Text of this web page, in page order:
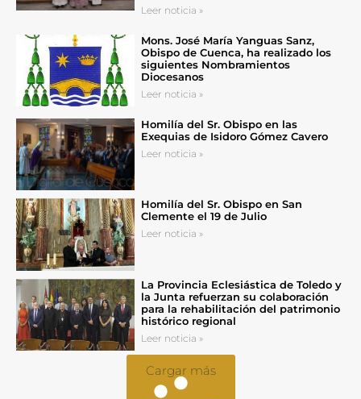
Leer noticia »
Mons. José María Yanguas Sanz,
Obispo de Cuenca, ha realizado los
siguientes Nombramientos
Diocesanos
Leer noticia »
Homilía del Sr. Obispo en las
Exequias de Isidoro Gómez Cavero
Leer noticia »
Homilía del Sr. Obispo en San
Clemente el 19 de Julio
Leer noticia »
La Provincia Eclesiástica de Toledo y
la Junta refuerzan su colaboración
para la rehabilitación del patrimonio
histórico regional
Leer noticia »
Cargar más